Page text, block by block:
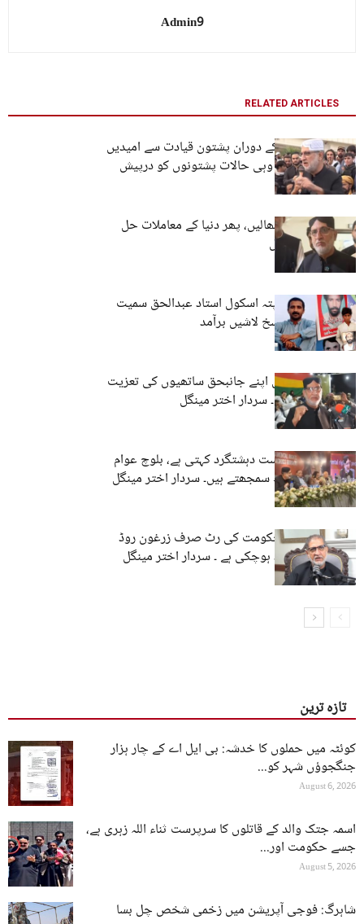
Admin9
RELATED ARTICLES
بلوچ نسل کشی کے دوران پشتون قیادت سے امیدیں
وابستہ تھیں، آج وہی حالات پشتونوں کو درپیش
ہیں۔ اختر مینگل
پہلے اپنا گھر سنبھالیں، پھر دنیا کے معاملات حل
کریں۔ اختر مینگل
جیونی: جبری لاپتہ اسکول استاد عبدالحق سمیت
پانچ افراد کی مسخ لاشیں برآمد
زہری کرفیو: ہمیں اپنے جانبحق ساتھیوں کی تعزیت
سے روکا جارہا ہے۔ سردار اختر مینگل
لاہور: جنہیں ریاست دہشتگرد کہتی ہے، بلوچ عوام
انہیں اپنا محافظ سمجھتے ہیں۔ سردار اختر مینگل
بلوچستان میں حکومت کی رٹ صرف زرغون روڈ
کوئٹہ تک محدود ہوچکی ہے ۔ سردار اختر مینگل
تازہ ترین
کوئٹہ میں حملوں کا خدشہ: بی ایل اے کے چار ہزار
جنگجوؤں شہر کو...
August 6, 2026
اسمہ جتک والد کے قاتلوں کا سرپرست ثناء اللہ زہری ہے،
جسے حکومت اور...
August 5, 2026
شاہرگ: فوجی آپریشن میں زخمی شخص چل بسا